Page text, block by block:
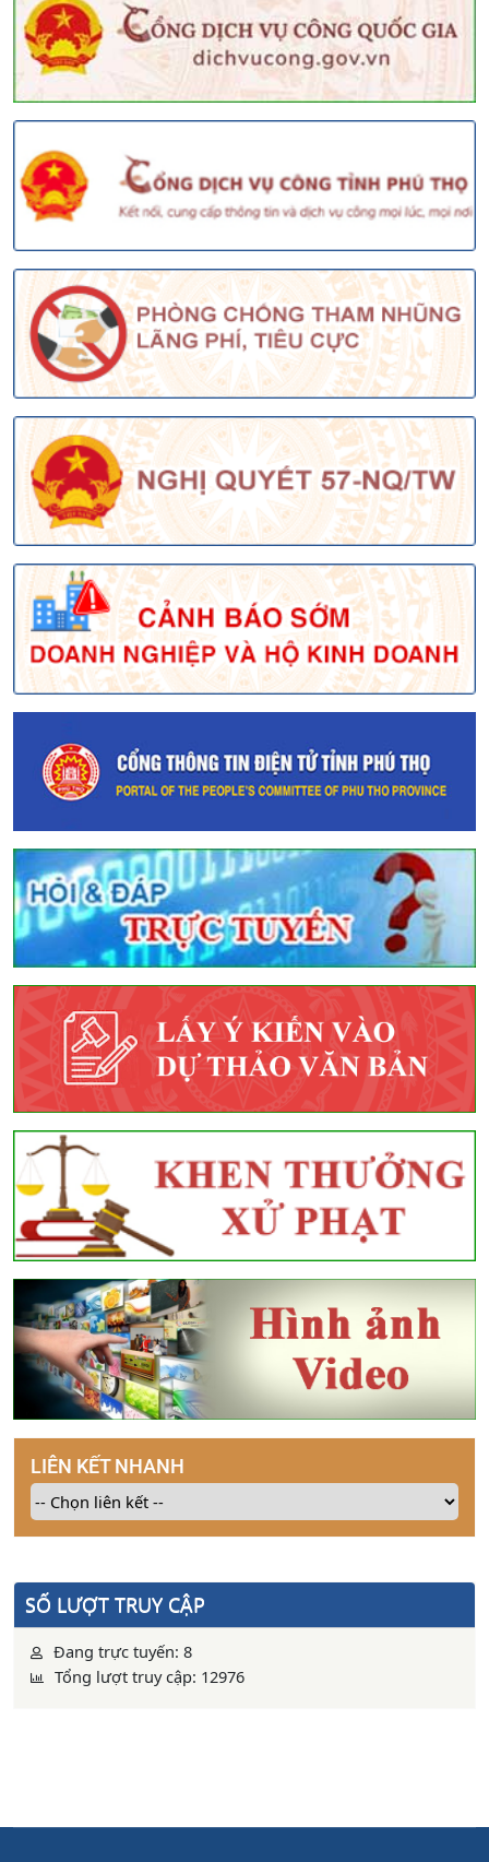
LIÊN KẾT NHANH
SỐ LƯỢT TRUY CẬP
Đang trực tuyến: 8
Tổng lượt truy cập: 12976